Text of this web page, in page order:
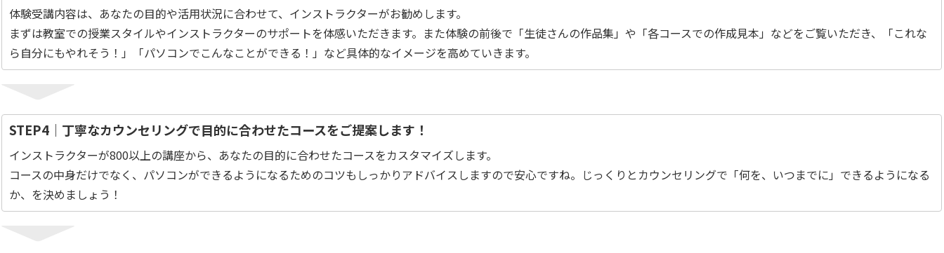
体験受講内容は、あなたの目的や活用状況に合わせて、インストラクターがお勧めします。
まずは教室での授業スタイルやインストラクターのサポートを体感いただきます。また体験の前後で「生徒さんの作品集」や「各コースでの作成見本」などをご覧いただき、「これな
ら自分にもやれそう！」「パソコンでこんなことができる！」など具体的なイメージを高めていきます。
STEP4｜丁寧なカウンセリングで目的に合わせたコースをご提案します！
インストラクターが800以上の講座から、あなたの目的に合わせたコースをカスタマイズします。
コースの中身だけでなく、パソコンができるようになるためのコツもしっかりアドバイスしますので安心ですね。じっくりとカウンセリングで「何を、いつまでに」できるようになる
か、を決めましょう！